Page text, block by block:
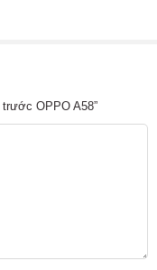
OPPO A58”